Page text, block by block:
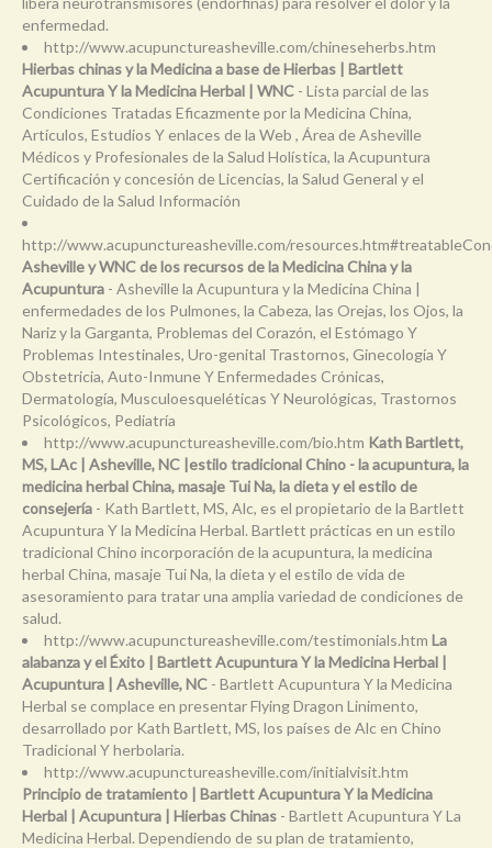
enfermedad.
http://www.acupunctureasheville.com/chineseherbs.htm
Hierbas chinas y la Medicina a base de Hierbas | Bartlett
Acupuntura Y la Medicina Herbal | WNC - Lista parcial de las
Condiciones Tratadas Eficazmente por la Medicina China,
Artículos, Estudios Y enlaces de la Web , Área de Asheville
Médicos y Profesionales de la Salud Holística, la Acupuntura
Certificación y concesión de Licencias, la Salud General y el
Cuidado de la Salud Información
http://www.acupunctureasheville.com/
Asheville y WNC de los recursos de la Medicina China y la
Acupuntura - Asheville la Acupuntura y la Medicina China |
enfermedades de los Pulmones, la Cabeza, las Orejas, los Ojos, la
Nariz y la Garganta, Problemas del Corazón, el Estómago Y
Problemas Intestinales, Uro-genital Trastornos, Ginecología Y
Obstetricia, Auto-Inmune Y Enfermedades Crónicas,
Dermatología, Musculoesqueléticas Y Neurológicas, Trastornos
Psicológicos, Pediatría
http://www.acupunctureasheville.com/bio.htm Kath Bartlett,
MS, LAc | Asheville, NC |estilo tradicional Chino - la acupuntura, la
medicina herbal China, masaje Tui Na, la dieta y el estilo de
consejería - Kath Bartlett, MS, Alc, es el propietario de la Bartlett
Acupuntura Y la Medicina Herbal. Bartlett prácticas en un estilo
tradicional Chino incorporación de la acupuntura, la medicina
herbal China, masaje Tui Na, la dieta y el estilo de vida de
asesoramiento para tratar una amplia variedad de condiciones de
salud.
http://www.acupunctureasheville.com/testimonials.htm La
alabanza y el Éxito | Bartlett Acupuntura Y la Medicina Herbal |
Acupuntura | Asheville, NC - Bartlett Acupuntura Y la Medicina
Herbal se complace en presentar Flying Dragon Linimento,
desarrollado por Kath Bartlett, MS, los países de Alc en Chino
Tradicional Y herbolaria.
http://www.acupunctureasheville.com/initialvisit.htm
Principio de tratamiento | Bartlett Acupuntura Y la Medicina
Herbal | Acupuntura | Hierbas Chinas - Bartlett Acupuntura Y La
Medicina Herbal. Dependiendo de su plan de tratamiento,